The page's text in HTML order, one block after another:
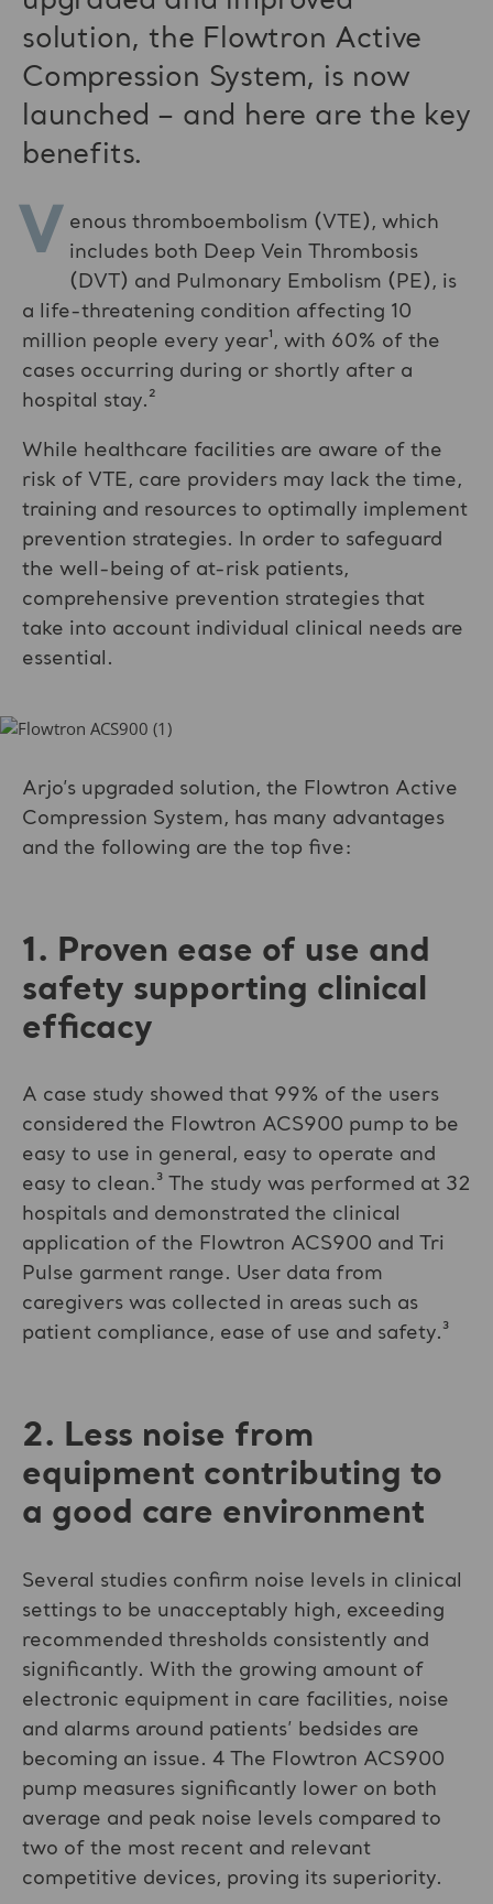
solution, the Flowtron Active
Compression System, is now
launched – and here are the key
benefits.
V enous thromboembolism (VTE), which
includes both Deep Vein Thrombosis
(DVT) and Pulmonary Embolism (PE), is
a life-threatening condition affecting 10
million people every year¹, with 60% of the
cases occurring during or shortly after a
hospital stay.²
While healthcare facilities are aware of the
risk of VTE, care providers may lack the time,
training and resources to optimally implement
prevention strategies. In order to safeguard
the well-being of at-risk patients,
comprehensive prevention strategies that
take into account individual clinical needs are
essential.
Arjo’s upgraded solution, the Flowtron Active
Compression System, has many advantages
and the following are the top five:
1. Proven ease of use and
safety supporting clinical
efficacy
A case study showed that 99% of the users
considered the Flowtron ACS900 pump to be
easy to use in general, easy to operate and
easy to clean.³ The study was performed at 32
hospitals and demonstrated the clinical
application of the Flowtron ACS900 and Tri
Pulse garment range. User data from
caregivers was collected in areas such as
patient compliance, ease of use and safety.³
2. Less noise from
equipment contributing to
a good care environment
Several studies confirm noise levels in clinical
settings to be unacceptably high, exceeding
recommended thresholds consistently and
significantly. With the growing amount of
electronic equipment in care facilities, noise
and alarms around patients’ bedsides are
becoming an issue. 4 The Flowtron ACS900
pump measures significantly lower on both
average and peak noise levels compared to
two of the most recent and relevant
competitive devices, proving its superiority.